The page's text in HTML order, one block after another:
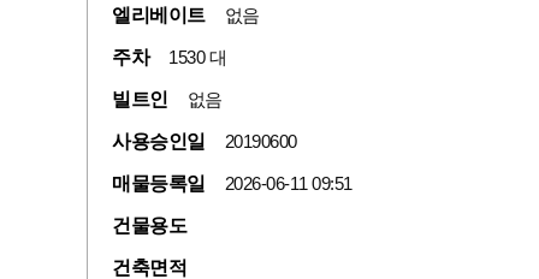
엘리베이트 없음
주차 1530 대
빌트인 없음
사용승인일 20190600
매물등록일 2026-06-11 09:51
건물용도
건축면적